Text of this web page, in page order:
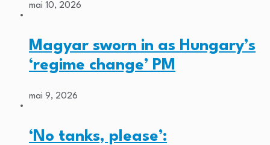
mai 10, 2026
Magyar sworn in as Hungary’s
‘regime change’ PM
mai 9, 2026
‘No tanks, please’: